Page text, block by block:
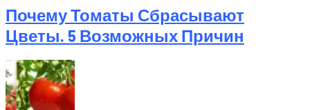
Почему Томаты Сбрасывают
Цветы. 5 Возможных Причин